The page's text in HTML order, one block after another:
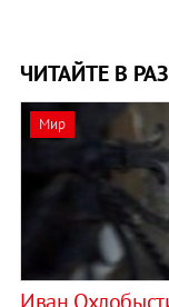
ЧИТАЙТЕ В
Мир